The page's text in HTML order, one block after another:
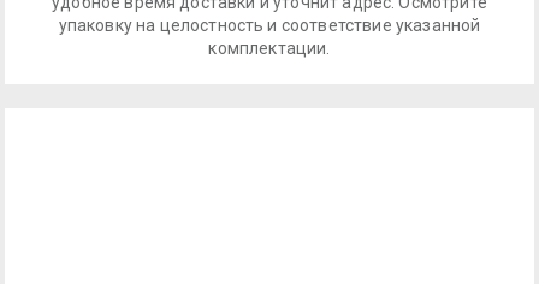
упаковку на целостность и соответствие указанной
комплектации.